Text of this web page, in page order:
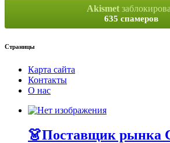
Akismet
635 спамеров
Страницы
Карта сайта
Контакты
О нас
👗Поставщик рынка